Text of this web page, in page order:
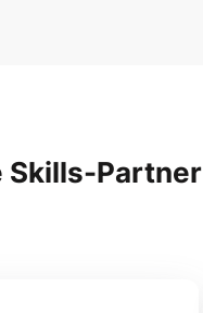
Skills-Partner